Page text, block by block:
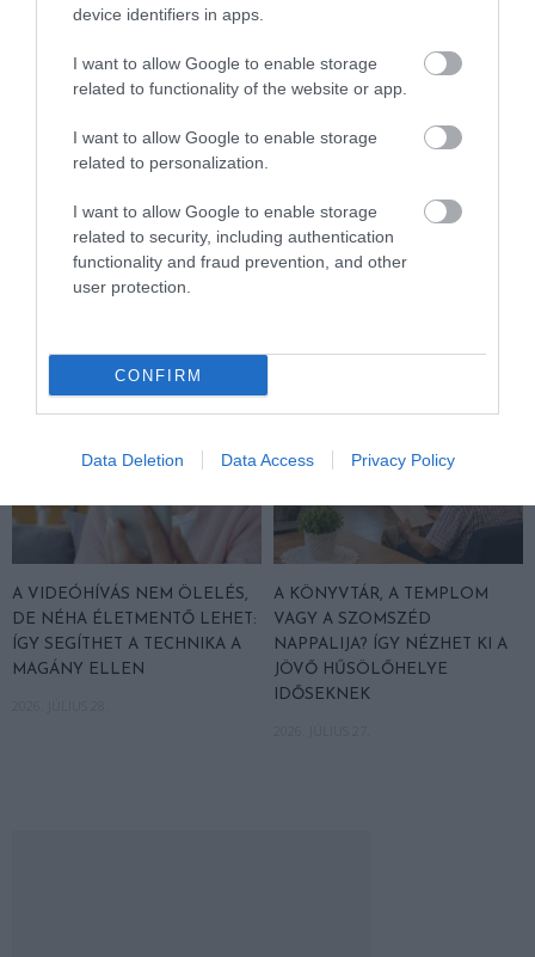
device identifiers in apps.
I want to allow Google to enable storage
related to functionality of the website or app.
I want to allow Google to enable storage
related to personalization.
I want to allow Google to enable storage
related to security, including authentication
functionality and fraud prevention, and other
user protection.
CONFIRM
Data Deletion Data Access Privacy Policy
FELJELENTÉS A GONDOSÓRA
PROGRAM ÜGYÉBEN: BAJBAN
KÉRDÉS, AMIRE MINDEN
IDŐSNEK TUDNIA KELL A
VÁLASZT
2026. JÚLIUS 30.
HA AZ UNOKÁD SÍRVA HÍV
2026. JÚLIUS 29.
A VIDEÓHÍVÁS NEM ÖLELÉS,
DE NÉHA ÉLETMENTŐ LEHET:
ÍGY SEGÍTHET A TECHNIKA A
MAGÁNY ELLEN
A KÖNYVTÁR, A TEMPLOM
VAGY A SZOMSZÉD
NAPPALIJA? ÍGY NÉZHET KI A
JÖVŐ HŰSÖLŐHELYE
IDŐSEKNEK